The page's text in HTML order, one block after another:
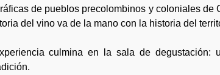
de pueblos precolombinos y coloniales de
del vino va de la mano con la historia del
culmina en la sala de degustación: